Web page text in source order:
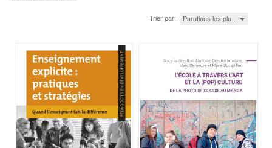
Trier par : Parutions les plu…